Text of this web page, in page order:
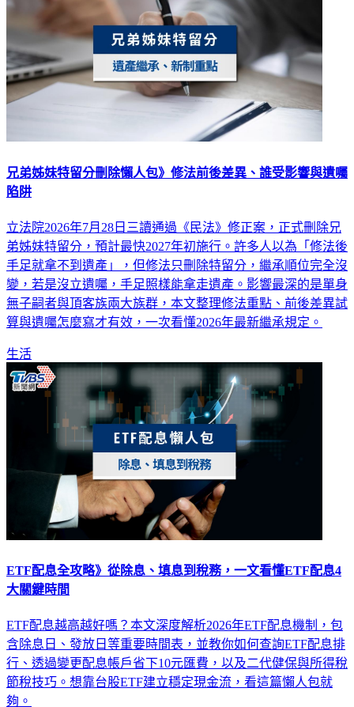
兄弟姊妹特留分刪除懶人包》修法前後差異、誰受影響與遺囑
陷阱
立法院2026年7月28日三讀通過《民法》修正案，正式刪除兄
弟姊妹特留分，預計最快2027年初施行。許多人以為「修法後
手足就拿不到遺產」，但修法只刪除特留分，繼承順位完全沒
變，若是沒立遺囑，手足照樣能拿走遺產。影響最深的是單身
無子嗣者與頂客族兩大族群，本文整理修法重點、前後差異試
算與遺囑怎麼寫才有效，一次看懂2026年最新繼承規定。
生活
ETF配息全攻略》從除息、填息到稅務，一文看懂ETF配息4
大關鍵時間
ETF配息越高越好嗎？本文深度解析2026年ETF配息機制，包
含除息日、發放日等重要時間表，並教你如何查詢ETF配息排
行、透過變更配息帳戶省下10元匯費，以及二代健保與所得稅
節稅技巧。想靠台股ETF建立穩定現金流，看這篇懶人包就
夠。